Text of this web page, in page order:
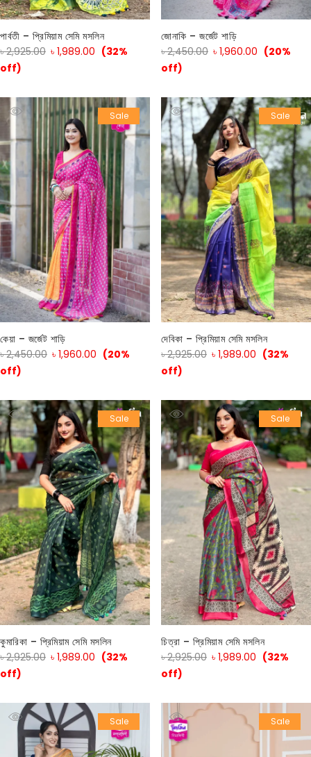
পার্বতী – প্রিমিয়াম সেমি মসলিন
৳2,925.00 ৳ 1,989.00 (32%
off)
জোনাকি – জর্জেট শাড়ি
৳2,450.00 ৳ 1,960.00 (20%
off)
Sale
কেয়া – জর্জেট শাড়ি
৳2,450.00 ৳ 1,960.00 (20%
off)
Sale
দেবিকা – প্রিমিয়াম সেমি মসলিন
৳2,925.00 ৳ 1,989.00 (32%
off)
Sale
কুমারিকা – প্রিমিয়াম সেমি মসলিন
৳2,925.00 ৳ 1,989.00 (32%
off)
Sale
চিত্রা – প্রিমিয়াম সেমি মসলিন
৳2,925.00 ৳ 1,989.00 (32%
off)
Sale Sale